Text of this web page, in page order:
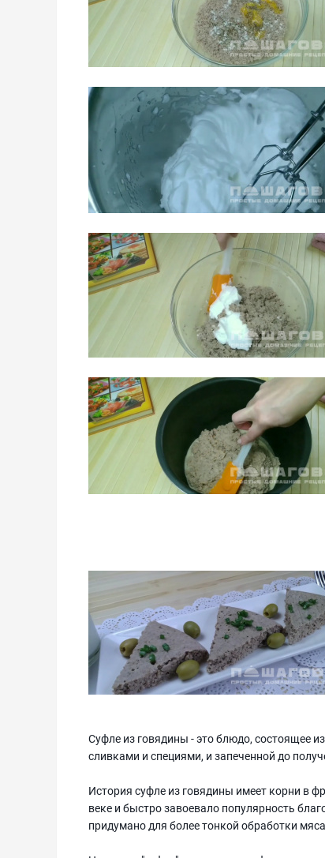
Суфле из говядины - это блюдо, состоящее
сливками и специями, и запеченной до
История суфле из говядины имеет корни в
веке и быстро завоевало популярность
придумано для более тонкой обработки